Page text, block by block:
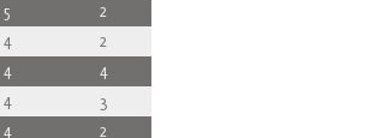
5
2
4
2
4
4
4
3
4 2